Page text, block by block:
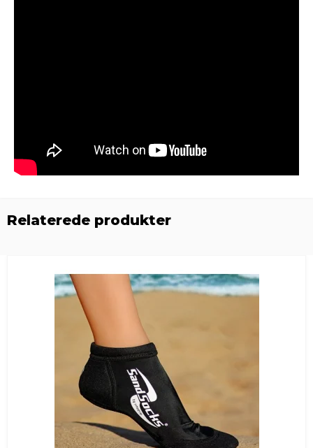
Relaterede produkter